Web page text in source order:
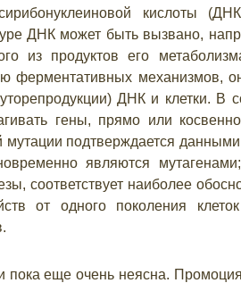
кислоты
ДНК может быть вызвано,
из продуктов его
ферментативных механизмов,
ДНК и клетки. В
гены, прямо или
мутации подтверждается
являются
соответствует наиболее
от одного поколения
еще очень неясна. Промоция